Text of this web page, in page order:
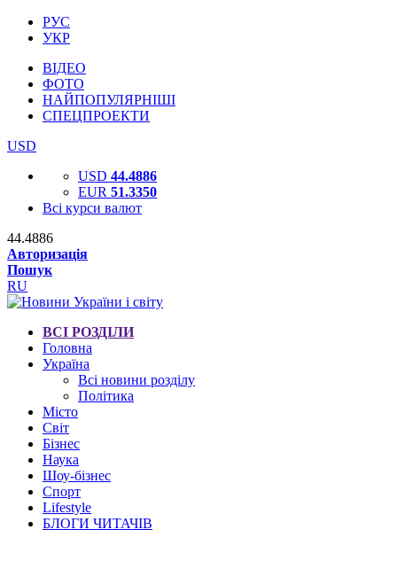
РУС
УКР
ВІДЕО
ФОТО
НАЙПОПУЛЯРНІШІ
СПЕЦПРОЕКТИ
USD
USD 44.4886
EUR 51.3350
Всі курси валют
44.4886
Авторизація
Пошук
RU
ВСІ РОЗДІЛИ
Головна
Україна
Всі новини розділу
Політика
Місто
Світ
Бізнес
Наука
Шоу-бізнес
Спорт
Lifestyle
БЛОГИ ЧИТАЧІВ